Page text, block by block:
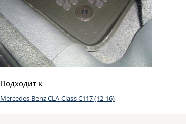
Подходит к
Mercedes-Benz CLA-Class C117 (12-16)